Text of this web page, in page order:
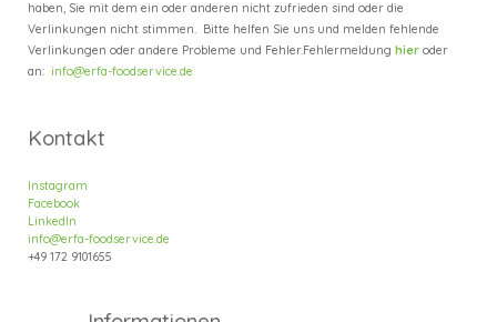
haben, Sie mit dem ein oder anderen nicht zufrieden sind oder die
Verlinkungen nicht stimmen. Bitte helfen Sie uns und melden fehlende
Verlinkungen oder andere Probleme und Fehler.Fehlermeldunghier oder
an:info@erfa-foodservice.de
Kontakt
Instagram
Facebook
LinkedIn
info@erfa-foodservice.de
+49172 9101655